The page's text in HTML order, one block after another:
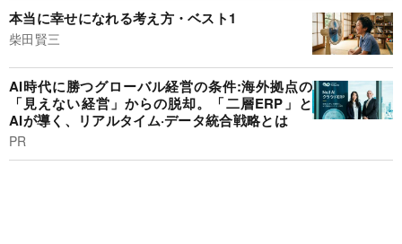
本当に幸せになれる考え方・ベスト1
柴田賢三
AI時代に勝つグローバル経営の条件:海外拠点の
「見えない経営」からの脱却。「二層ERP」と
AIが導く、リアルタイム·データ統合戦略とは
PR